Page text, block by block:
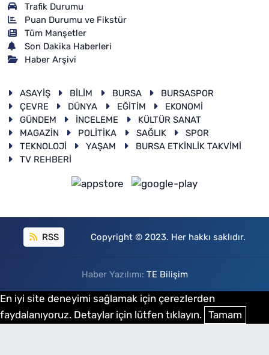
Trafik Durumu
Puan Durumu ve Fikstür
Tüm Manşetler
Son Dakika Haberleri
Haber Arşivi
ASAYİŞ BİLİM BURSA
BURSASPOR
ÇEVRE
DÜNYA EĞİTİM
EKONOMİ
GÜNDEM
İNCELEME
KÜLTÜR SANAT
MAGAZİN
POLİTİKA SAĞLIK
SPOR
TEKNOLOJİ
YAŞAM
BURSA ETKİNLİK TAKVİMİ
TV REHBERİ
RSS Copyright © 2023. Her hakkı saklıdır.
Haber Yazılımı: TE Bilişim
En iyi site deneyimi sağlamak için çerezlerden
faydalanıyoruz. Detaylar için lütfen tıklayın. Tamam